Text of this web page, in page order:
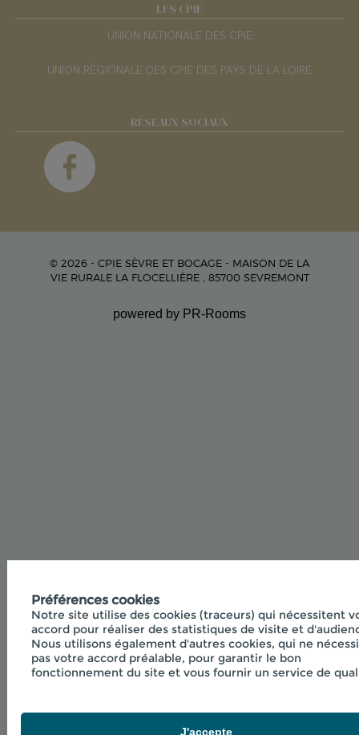
LES CPIE
UNION NATIONALE DES CPIE
UNION RÉGIONALE DES CPIE DES PAYS DE LA LOIRE
RÉSEAUX SOCIAUX
© 2026 - CPIE SÈVRE ET BOCAGE - MAISON DE LA
VIE RURALE LA FLOCELLIÈRE , 85700 SEVREMONT
powered by PR-Rooms
Préférences cookies
Notre site utilise des cookies (traceurs) qui nécessitent
accord pour réaliser des statistiques de visite et
Nous utilisons également d'autres cookies, qui ne
pas votre accord préalable, pour garantir le bon
fonctionnement du site et vous fournir un service de
J'accepte